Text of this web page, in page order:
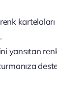
yansıtan